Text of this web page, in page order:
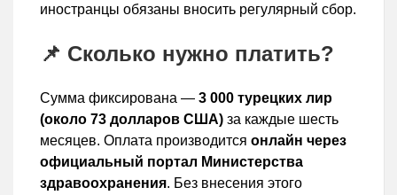
иностранцы обязаны вносить регулярный сбор.
📌 Сколько нужно платить?
Сумма фиксирована — 3 000 турецких лир
(около 73 долларов США) за каждые шесть
месяцев. Оплата производится онлайн через
официальный портал Министерства
здравоохранения. Без внесения этого